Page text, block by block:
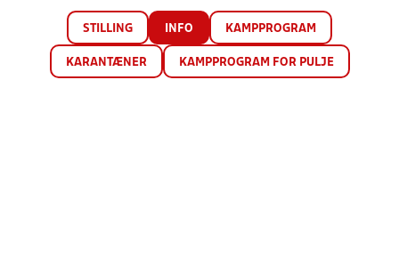
STILLING INFO KAMPPROGRAM
KARANTÆNER KAMPPROGRAM FOR PULJE